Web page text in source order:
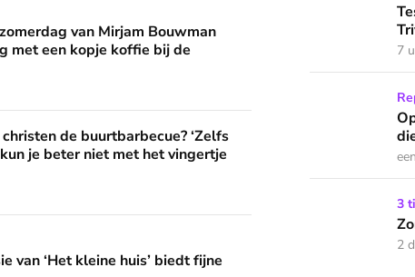
Mirjam Bouwman eruit? 'Begin de dag met een kopje koffie bij
van Mirjam Bouwman
met een kopje koffie bij de
‘Zelfs als buren vloeken, kun je beter niet met
de buurtbarbecue? ‘Zelfs
je beter niet met het vingertje
huis’ biedt fijne huifkarromantiek
van ‘Het kleine huis’ biedt fijne
Test je kennis
7
Op zoek naar
3
2